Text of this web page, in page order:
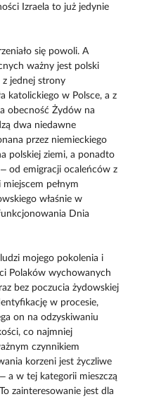
Izraela to już jedynie
się powoli. A
ważny jest polski
z jednej strony
katolickiego w Polsce, a z
obecność Żydów na
dwa niedawne
przez niemieckiego
polskiej ziemi, a ponadto
od emigracji ocaleńców z
pełnym
właśnie w
Dnia
mojego pokolenia i
Polaków wychowanych
bez poczucia żydowskiej
w procesie,
on na odzyskiwaniu
co najmniej
czynnikiem
korzeni jest życzliwe
a w tej kategorii mieszczą
zainteresowanie jest dla